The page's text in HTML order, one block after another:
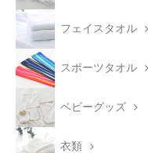
フェイスタオル
スポーツタオル
ベビーグッズ
衣類